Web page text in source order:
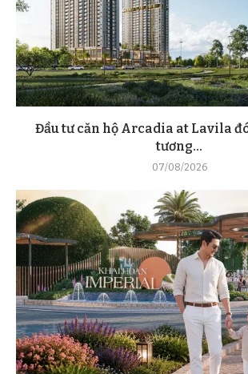
Đầu tư căn hộ Arcadia at Lavila
tương...
07/08/2026